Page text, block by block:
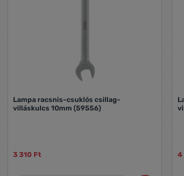
Lampa racsnis-csuklós csillag-
villáskulcs 10mm (59556)
3 310 Ft 4